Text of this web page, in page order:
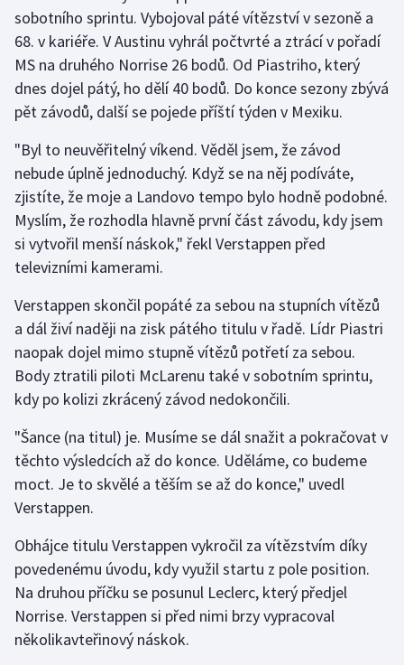
Krasobruslení
Lezení
Lyže a snowboard
Moderní pětiboj
Motorsport
Olympijské hry
Plavání
Plážový volejbal
Rychlobruslení
Rychlostní kanoistika
Short track
Sportovní střelba
Stolní tenis
sobotního sprintu. Vybojoval páté vítězství v sezoně a
68. v kariéře. V Austinu vyhrál počtvrté a ztrácí v pořadí
MS na druhého Norrise 26 bodů. Od Piastriho, který
dnes dojel pátý, ho dělí 40 bodů. Do konce sezony zbývá
pět závodů, další se pojede příští týden v Mexiku.
"Byl to neuvěřitelný víkend. Věděl jsem, že závod
nebude úplně jednoduchý. Když se na něj podíváte,
zjistíte, že moje a Landovo tempo bylo hodně podobné.
Myslím, že rozhodla hlavně první část závodu, kdy jsem
si vytvořil menší náskok," řekl Verstappen před
televizními kamerami.
Verstappen skončil popáté za sebou na stupních vítězů
a dál živí naději na zisk pátého titulu v řadě. Lídr Piastri
naopak dojel mimo stupně vítězů potřetí za sebou.
Body ztratili piloti McLarenu také v sobotním sprintu,
kdy po kolizi zkrácený závod nedokončili.
"Šance (na titul) je. Musíme se dál snažit a pokračovat v
těchto výsledcích až do konce. Uděláme, co budeme
moct. Je to skvělé a těším se až do konce," uvedl
Verstappen.
Obhájce titulu Verstappen vykročil za vítězstvím díky
povedenému úvodu, kdy využil startu z pole position.
Na druhou příčku se posunul Leclerc, který předjel
Norrise. Verstappen si před nimi brzy vypracoval
několikavteřinový náskok.